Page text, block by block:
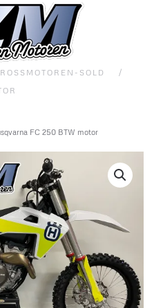
gaan
SOLD
FC 250 BTW motor